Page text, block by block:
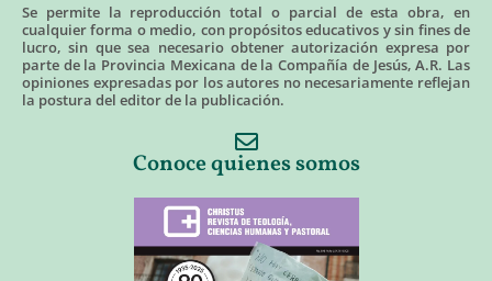
Se permite la reproducción total o parcial de esta obra, en
cualquier forma o medio, con propósitos educativos y sin fines de
lucro, sin que sea necesario obtener autorización expresa por
parte de la Provincia Mexicana de la Compañía de Jesús, A.R. Las
opiniones expresadas por los autores no necesariamente reflejan
la postura del editor de la publicación.
Conoce quienes somos